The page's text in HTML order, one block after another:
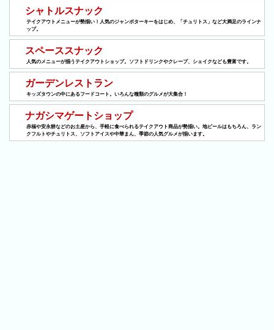
今
月
の
ラ
ン
キ
ン
グ
先
シャトルスナック
テイクアウトメニューが勢揃い！人気のジャンボターキーをはじめ、「チュリトス」など大満足のラインナ
ップ。
スペーススナック
人気のメニューが揃うテイクアウトショップ。ソフトドリンクやクレープ、シェイクなども豊富です。
ガーデンレストラン
キッズタウンの中にあるフードコート。いろんな種類のグルメが大集合！
ナガシマゲートショップ
赤福や安永餅などのお土産から、手軽に食べられるテイクアウト商品が勢揃い。地ビールはもちろん、ラン
クフルトやチュリトス、ソフトアイスや中華まん、季節の人気グルメが揃います。